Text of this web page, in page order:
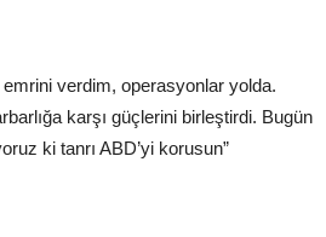
emrini verdim, operasyonlar yolda.
karşı güçlerini birleştirdi. Bugün
ki tanrı ABD’yi korusun”